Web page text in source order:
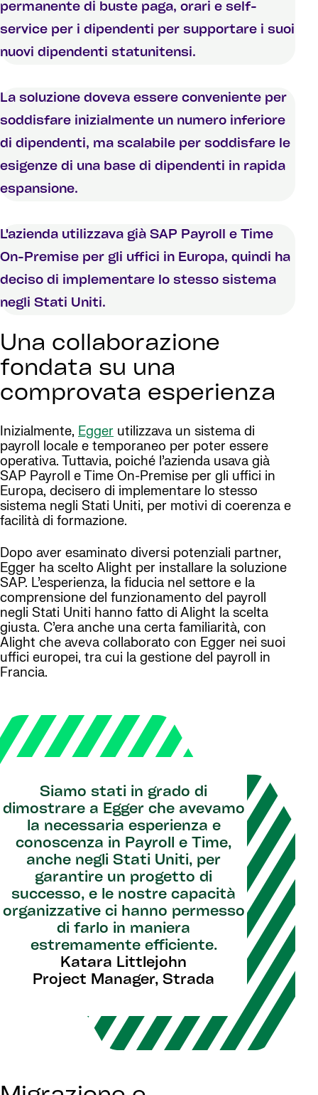
permanente di buste paga, orari e self-
service per i dipendenti per supportare i suoi
nuovi dipendenti statunitensi.
La soluzione doveva essere conveniente per
soddisfare inizialmente un numero inferiore
di dipendenti, ma scalabile per soddisfare le
esigenze di una base di dipendenti in rapida
espansione.
L'azienda utilizzava già SAP Payroll e Time
On-Premise per gli uffici in Europa, quindi ha
deciso di implementare lo stesso sistema
negli Stati Uniti.
Una collaborazione
fondata su una
comprovata esperienza
Inizialmente, Egger utilizzava un sistema di
payroll locale e temporaneo per poter essere
operativa. Tuttavia, poiché l’azienda usava già
SAP Payroll e Time On-Premise per gli uffici in
Europa, decisero di implementare lo stesso
sistema negli Stati Uniti, per motivi di coerenza e
facilità di formazione.
Dopo aver esaminato diversi potenziali partner,
Egger ha scelto Alight per installare la soluzione
SAP. L’esperienza, la fiducia nel settore e la
comprensione del funzionamento del payroll
negli Stati Uniti hanno fatto di Alight la scelta
giusta. C’era anche una certa familiarità, con
Alight che aveva collaborato con Egger nei suoi
uffici europei, tra cui la gestione del payroll in
Francia.
Siamo stati in grado di
dimostrare a Egger che avevamo
la necessaria esperienza e
conoscenza in Payroll e Time,
anche negli Stati Uniti, per
garantire un progetto di
successo, e le nostre capacità
organizzative ci hanno permesso
di farlo in maniera
estremamente efficiente.
Katara Littlejohn
Project Manager, Strada